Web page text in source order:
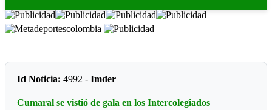
Id Noticia: 4992 -Imder
Cumaral se vistió de gala en los Intercolegiados